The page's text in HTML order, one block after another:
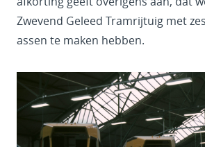
Zwevend Geleed Tramrijtuig met
assen te maken hebben.